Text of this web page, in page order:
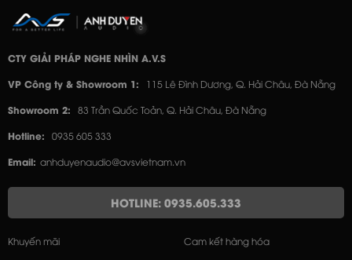
CTY GIẢI PHÁP NGHE NHÌN A.V.S
VP Công ty & Showroom 1: 115 Lê Đình Dương, Q. Hải Châu, Đà Nẵng
Showroom 2: 83 Trần Quốc Toản, Q. Hải Châu, Đà Nẵng
Hotline: 0935 605 333
Email: anhduyenaudio@avsvietnam.vn
HOTLINE: 0935.605.333
Khuyến mãi Cam kết hàng hóa